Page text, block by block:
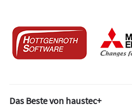
Das Beste von haustec+